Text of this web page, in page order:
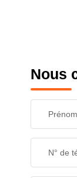
Nous
N° de